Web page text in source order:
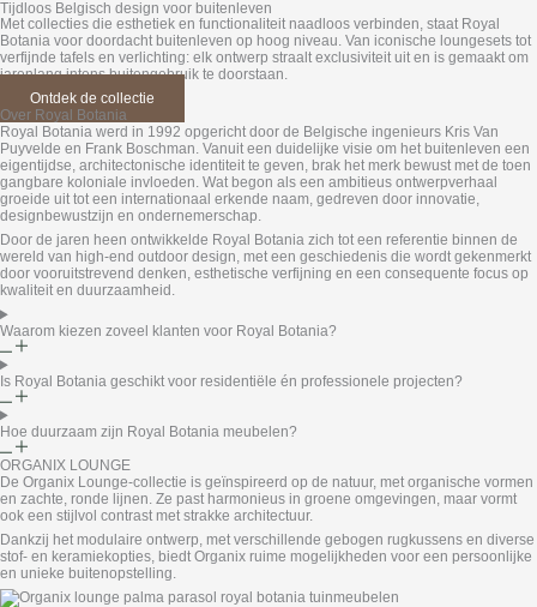
Tijdloos Belgisch design voor buitenleven
Met collecties die esthetiek en functionaliteit naadloos verbinden, staat Royal
Botania voor doordacht buitenleven op hoog niveau. Van iconische loungesets tot
verfijnde tafels en verlichting: elk ontwerp straalt exclusiviteit uit en is gemaakt om
jarenlang intens buitengebruik te doorstaan.
Ontdek de collectie
Over Royal Botania
Royal Botania werd in 1992 opgericht door de Belgische ingenieurs Kris Van
Puyvelde en Frank Boschman. Vanuit een duidelijke visie om het buitenleven een
eigentijdse, architectonische identiteit te geven, brak het merk bewust met de toen
gangbare koloniale invloeden. Wat begon als een ambitieus ontwerpverhaal
groeide uit tot een internationaal erkende naam, gedreven door innovatie,
designbewustzijn en ondernemerschap.
Door de jaren heen ontwikkelde Royal Botania zich tot een referentie binnen de
wereld van high-end outdoor design, met een geschiedenis die wordt gekenmerkt
door vooruitstrevend denken, esthetische verfijning en een consequente focus op
kwaliteit en duurzaamheid.
Waarom kiezen zoveel klanten voor Royal Botania?
Is Royal Botania geschikt voor residentiële én professionele projecten?
Hoe duurzaam zijn Royal Botania meubelen?
ORGANIX LOUNGE
De Organix Lounge-collectie is geïnspireerd op de natuur, met organische vormen
en zachte, ronde lijnen. Ze past harmonieus in groene omgevingen, maar vormt
ook een stijlvol contrast met strakke architectuur.
Dankzij het modulaire ontwerp, met verschillende gebogen rugkussens en diverse
stof- en keramiekopties, biedt Organix ruime mogelijkheden voor een persoonlijke
en unieke buitenopstelling.